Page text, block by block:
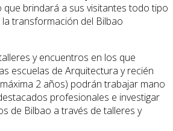
que brindará a sus visitantes todo tipo
transformación del Bilbao
y encuentros en los que
escuelas de Arquitectura y recién
2 años) podrán trabajar mano
profesionales e investigar
de Bilbao a través de talleres y